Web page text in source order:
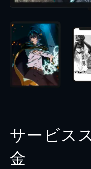
サービス
金